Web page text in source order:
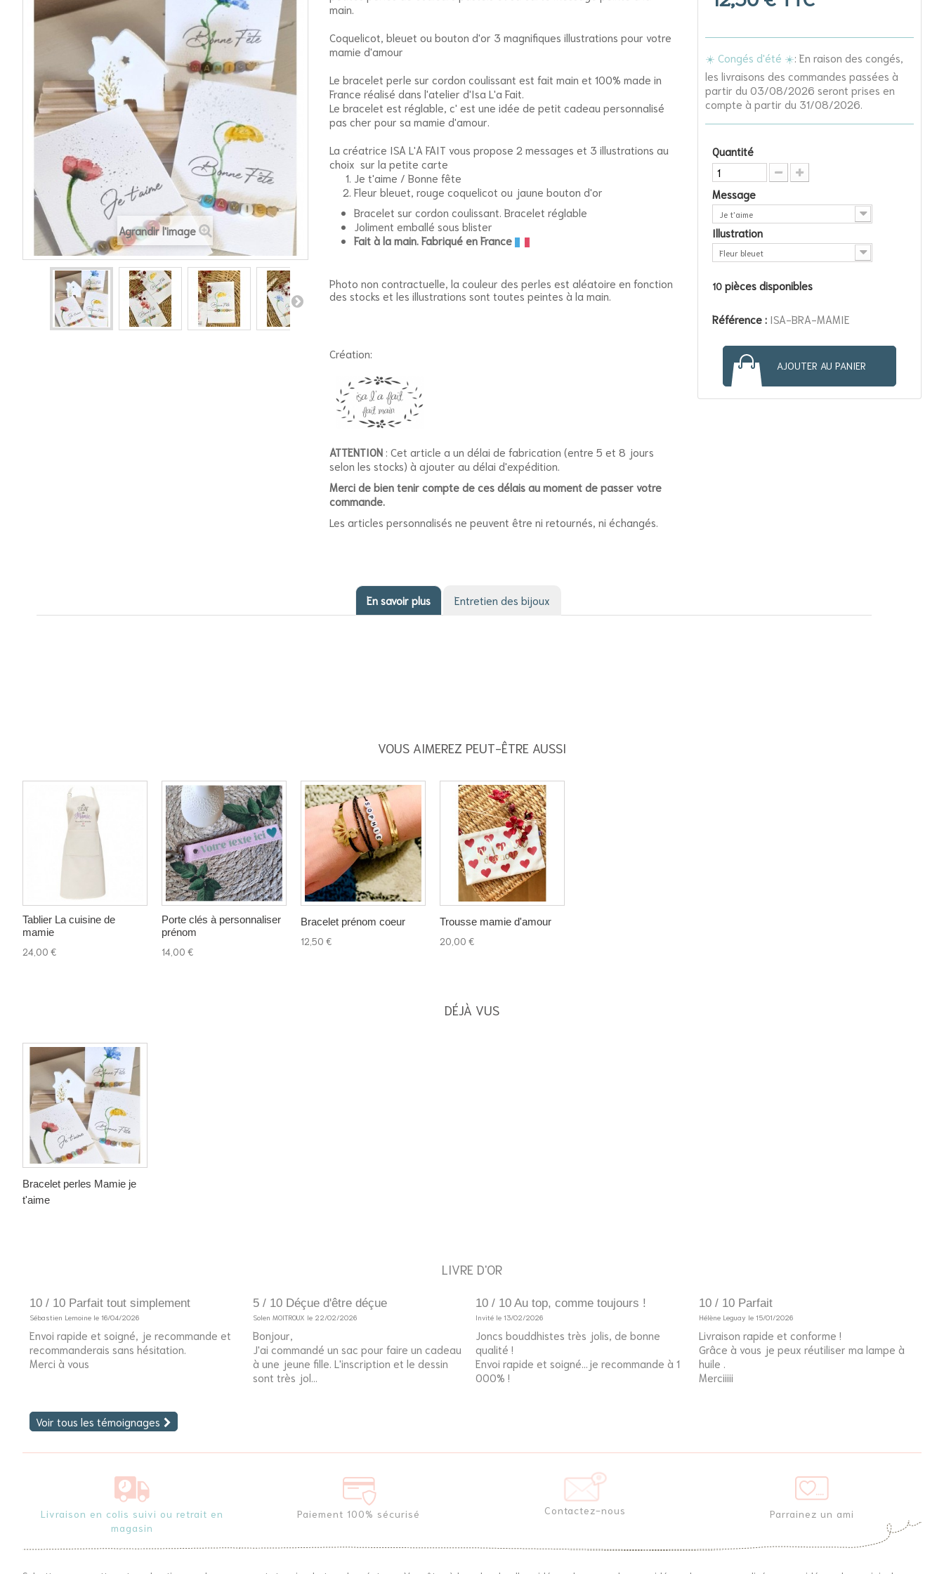
Agrandir l'image
main.
Coquelicot, bleuet ou bouton d'or 3 magnifiques illustrations pour votre
mamie d'amour
Le bracelet perle sur cordon coulissant est fait main et 100% made in
France réalisé dans l'atelier d'Isa L'a Fait.
Le bracelet est réglable, c' est une idée de petit cadeau personnalisé
pas cher pour sa mamie d'amour.
La créatrice ISA L'A FAIT vous propose 2 messages et 3 illustrations au
choix sur la petite carte
Je t'aime / Bonne fête
Fleur bleuet, rouge coquelicot ou jaune bouton d'or
Bracelet sur cordon coulissant. Bracelet réglable
Joliment emballé sous blister
Fait à la main. Fabriqué en France
Photo non contractuelle, la couleur des perles est aléatoire en fonction
des stocks et les illustrations sont toutes peintes à la main.
Création:
ATTENTION: Cet article a un délai de fabrication (entre 5 et 8 jours
selon les stocks) à ajouter au délai d'expédition.
Merci de bien tenir compte de ces délais au moment de passer votre
commande.
Les articles personnalisés ne peuvent être ni retournés, ni échangés.
☀️ Congés d'été ☀️: En raison des congés,
les livraisons des commandes passées à
partir du 03/08/2026 seront prises en
compte à partir du 31/08/2026.
Quantité
Message
Je t'aime
Illustration
Fleur bleuet
10 pièces disponibles
Référence : ISA-BRA-MAMIE
AJOUTER AU PANIER
En savoir plus Entretien des bijoux
VOUS AIMEREZ PEUT-ÊTRE AUSSI
Tablier La cuisine de
mamie
24,00 €
Porte clés à personnaliser
prénom
14,00 €
Bracelet prénom coeur
12,50 €
Trousse mamie d'amour
20,00 €
DÉJÀ VUS
Bracelet perles Mamie je
t'aime
LIVRE D'OR
10 / 10 Parfait tout simplement
Sébastien Lemoine le 16/04/2026
Envoi rapide et soigné, je recommande et
recommanderais sans hésitation.
Merci à vous
5 / 10 Déçue d'être déçue
Solen MOITROUX le 22/02/2026
Bonjour,
J'ai commandé un sac pour faire un cadeau
à une jeune fille. L'inscription et le dessin
sont très jol...
10 / 10 Au top, comme toujours !
Invité le 13/02/2026
Joncs bouddhistes très jolis, de bonne
qualité !
Envoi rapide et soigné...je recommande à 1
000% !
10 / 10 Parfait
Hélène Leguay le 15/01/2026
Livraison rapide et conforme !
Grâce à vous je peux réutiliser ma lampe à
huile .
Merciiiii
Voir tous les témoignages
Livraison en colis suivi ou retrait en
magasin
Paiement 100% sécurisé Contactez-nous Parrainez un ami